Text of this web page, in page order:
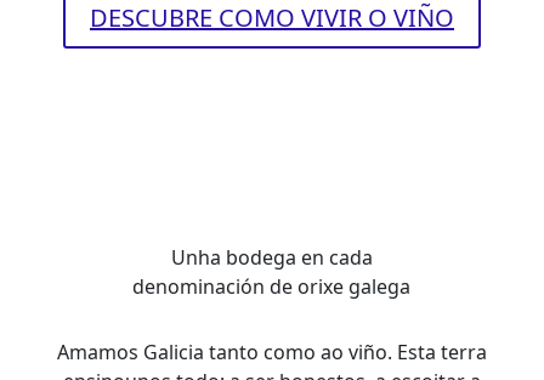
DESCUBRE COMO VIVIR O VIÑO
Unha bodega en cada
denominación de orixe galega
Amamos Galicia tanto como ao viño. Esta terra